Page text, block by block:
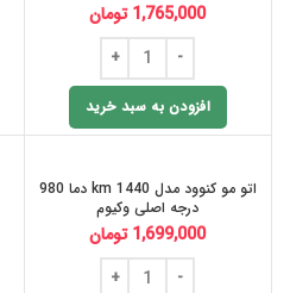
1,765,000 تومان
افزودن به سبد خرید
اتو مو کنوود مدل km 1440 دما 980
درجه اصلی وکیوم
1,699,000 تومان